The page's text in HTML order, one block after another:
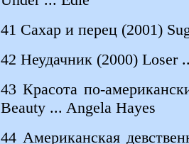
41 Сахар и перец (2001)
42 Неудачник (2000) Loser
43 Красота по-
Beauty ... Angela Hayes
44 Американская